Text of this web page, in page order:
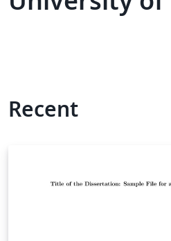
Recent